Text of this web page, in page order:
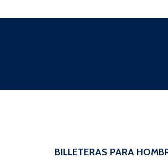
BILLETERAS PARA